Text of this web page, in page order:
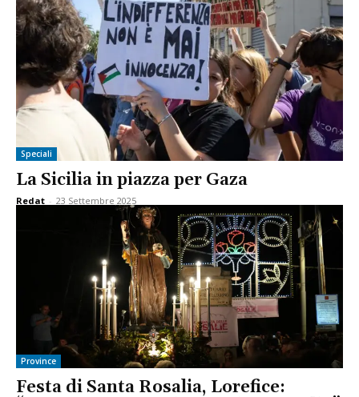
Speciali
La Sicilia in piazza per Gaza
Redat - 23 Settembre 2025
Province
Festa di Santa Rosalia, Lorefice: